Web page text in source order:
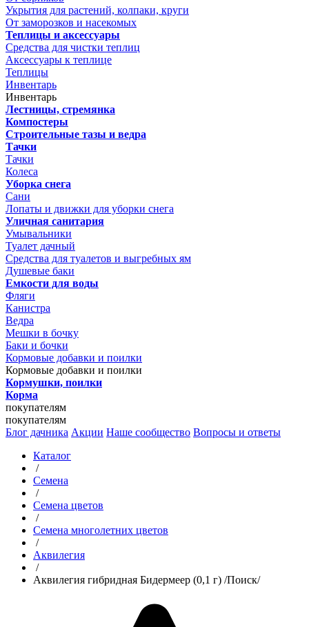
Укрытия для растений, колпаки, круги
От заморозков и насекомых
Теплицы и аксессуары
Средства для чистки теплиц
Аксессуары к теплице
Теплицы
Инвентарь
Инвентарь
Лестницы, стремянка
Компостеры
Строительные тазы и ведра
Тачки
Тачки
Колеса
Уборка снега
Сани
Лопаты и движки для уборки снега
Уличная санитария
Умывальники
Туалет дачный
Средства для туалетов и выгребных ям
Душевые баки
Емкости для воды
Фляги
Канистра
Ведра
Мешки в бочку
Баки и бочки
Кормовые добавки и поилки
Кормовые добавки и поилки
Кормушки, поилки
Корма
покупателям
покупателям
Блог дачника Акции Наше сообщество Вопросы и ответы
Каталог
/
Семена
/
Семена цветов
/
Семена многолетних цветов
/
Аквилегия
/
Аквилегия гибридная Бидермеер (0,1 г) /Поиск/